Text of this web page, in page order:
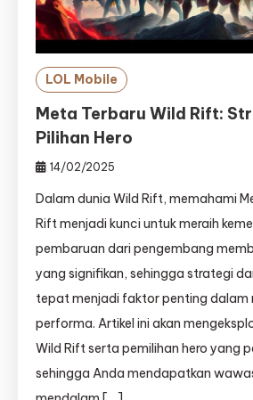
LOL Mobile
Meta Terbaru Wild Rift:
Pilihan Hero
14/02/2025
Dalam dunia Wild Rift, memahami
Rift menjadi kunci untuk meraih
pembaruan dari pengembang
yang signifikan, sehingga strategi
tepat menjadi faktor penting dalam
performa. Artikel ini akan
Wild Rift serta pemilihan hero yang
sehingga Anda mendapatkan